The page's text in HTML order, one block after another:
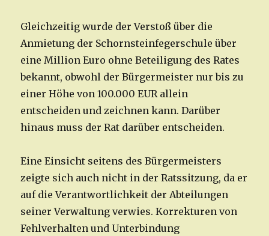
Gleichzeitig wurde der Verstoß über die
Anmietung der Schornsteinfegerschule über
eine Million Euro ohne Beteiligung des Rates
bekannt, obwohl der Bürgermeister nur bis zu
einer Höhe von 100.000 EUR allein
entscheiden und zeichnen kann. Darüber
hinaus muss der Rat darüber entscheiden.
Eine Einsicht seitens des Bürgermeisters
zeigte sich auch nicht in der Ratssitzung, da er
auf die Verantwortlichkeit der Abteilungen
seiner Verwaltung verwies. Korrekturen von
Fehlverhalten und Unterbindung